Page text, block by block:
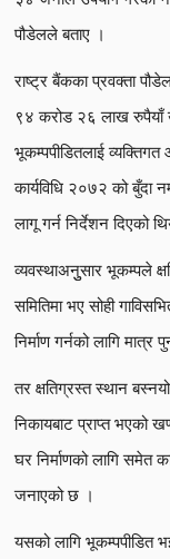
पौडेलले बताए ।
राष्ट्र बैंकका प्रवक्ता
९४ करोड २६ लाख रुपैयाँ
भूकम्पपीडितलाई व्यक्तिगत
कार्यविधि २०७२ को बुँदा
लागू गर्न निर्देशन दिएको
व्यवस्थाअनुुसार भूकम्पले
समितिमा भए सोही
निर्माण गर्नको लागि
तर क्षतिग्रस्त स्थान
निकायबाट प्राप्त भएको
घर निर्माणको लागि समेत
जनाएको छ ।
यसको लागि